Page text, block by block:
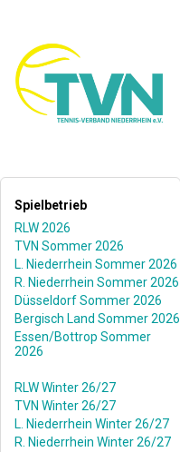
Spielbetrieb
RLW 2026
TVN Sommer 2026
L. Niederrhein Sommer 2026
R. Niederrhein Sommer 2026
Düsseldorf Sommer 2026
Bergisch Land Sommer 2026
Essen/Bottrop Sommer
2026
RLW Winter 26/27
TVN Winter 26/27
L. Niederrhein Winter 26/27
R. Niederrhein Winter 26/27